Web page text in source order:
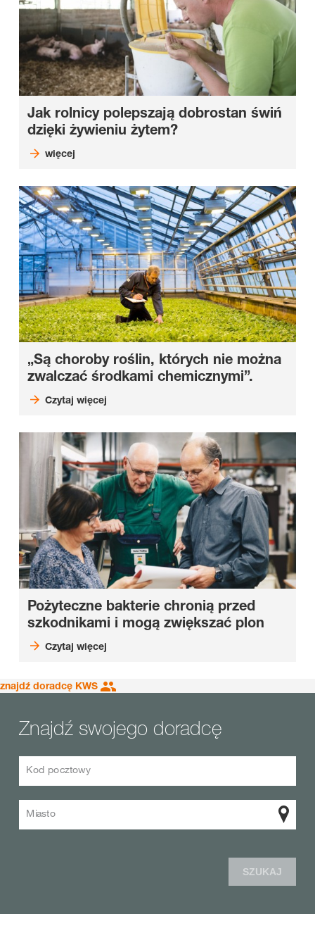
Jak rolnicy polepszają dobrostan świń
dzięki żywieniu żytem?
więcej
„Są choroby roślin, których nie można
zwalczać środkami chemicznymi”.
Czytaj więcej
Pożyteczne bakterie chronią przed
szkodnikami i mogą zwiększać plon
Czytaj więcej
znajdź doradcę KWS
Znajdź swojego doradcę
Kod pocztowy
Miasto
SZUKAJ